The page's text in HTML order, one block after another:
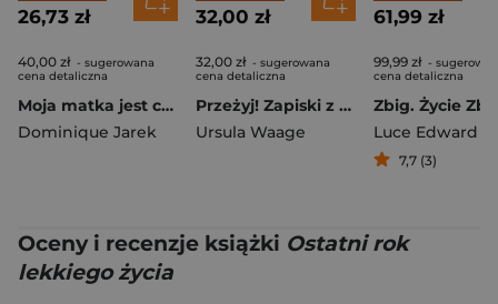
26,73 zł
40,00 zł - sugerowana
cena detaliczna
Moja matka jest coraz młodsza
Dominique Jarek
32,00 zł
32,00 zł - sugerowana
cena detaliczna
Przeżyj! Zapiski z Festung Breslau i polskiego Wrocławia 1945-1947. Relacja świadka. (Wydanie 2 Poprawione)
Ursula Waage
61,99 zł
99,99 zł -
cena detaliczna
Luce Edward
7,7 (3)
Oceny i recenzje książki Ostatni rok
lekkiego życia